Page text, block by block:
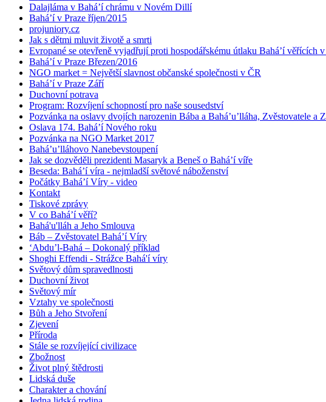
Dalajláma v Bahá’í chrámu v Novém Dillí
Bahá’í v Praze říjen/2015
projuniory.cz
Jak s dětmi mluvit životě a smrti
Evropané se otevřeně vyjadřují proti hospodářskému útlaku Bahá’í věřících
Bahá’í v Praze Březen/2016
NGO market = Největší slavnost občanské společnosti v ČR
Bahá’í v Praze Září
Duchovní potrava
Program: Rozvíjení schopností pro naše sousedství
Pozvánka na oslavy dvojích narozenin Bába a Bahá’u’lláha, Zvěstovatele a
Oslava 174. Bahá’í Nového roku
Pozvánka na NGO Market 2017
Bahá’u’lláhovo Nanebevstoupení
Jak se dozvěděli prezidenti Masaryk a Beneš o Bahá’í víře
Beseda: Bahá’í víra - nejmladší světové náboženství
Počátky Bahá’í Víry - video
Kontakt
Tiskové zprávy
V co Bahá’í věří?
Bahá'u'lláh a Jeho Smlouva
Báb – Zvěstovatel Bahá’í Víry
‘Abdu’l-Bahá – Dokonalý příklad
Shoghi Effendi - Strážce Bahá'í víry
Světový dům spravedlnosti
Duchovní život
Světový mír
Vztahy ve společnosti
Bůh a Jeho Stvoření
Zjevení
Příroda
Stále se rozvíjející civilizace
Zbožnost
Život plný štědrosti
Lidská duše
Charakter a chování